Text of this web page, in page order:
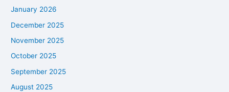
January 2026
December 2025
November 2025
October 2025
September 2025
August 2025